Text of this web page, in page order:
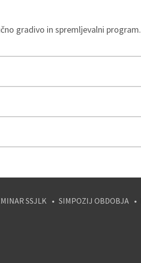
gradivo in spremljevalni program.
SSJLK SIMPOZIJ OBDOBJA